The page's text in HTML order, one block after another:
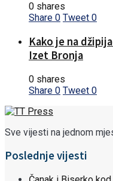
0 shares
Share 0 Tweet 0
Kako je na
Izet Bronja
0 shares
Share 0 Tweet 0
Sve vijesti na jednom
Poslednje vijesti